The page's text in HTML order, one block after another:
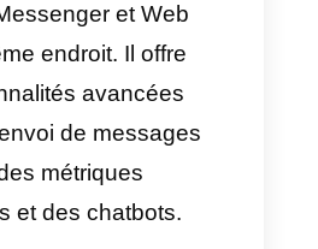
également l'envoi de
des
et améliore la
pour ceux qui